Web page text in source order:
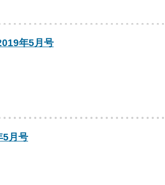
年5月号
5月号